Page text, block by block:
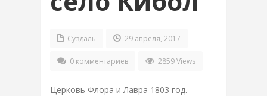
Суздаль 29 апреля, 2017
0 комментариев 2859 Views
Церковь Флора и Лавра 1803 год.